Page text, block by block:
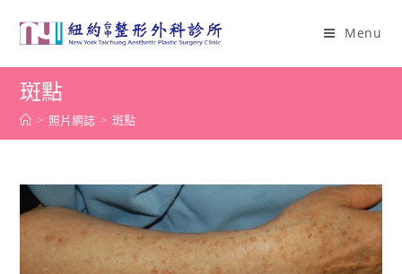
Menu
斑點
> 照片網誌 > 斑點